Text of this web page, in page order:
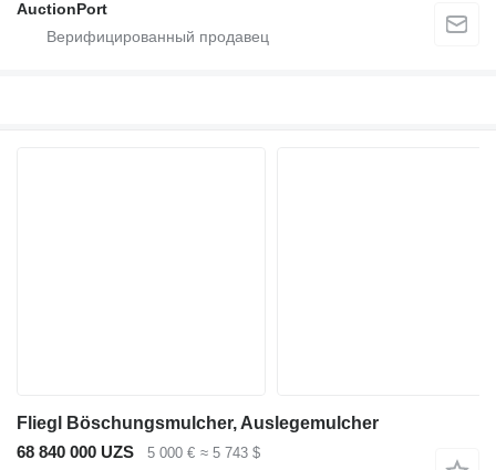
AuctionPort
Fliegl Böschungsmulcher, Auslegemulcher
68 840 000 UZS
5 000 € ≈ 5 743 $